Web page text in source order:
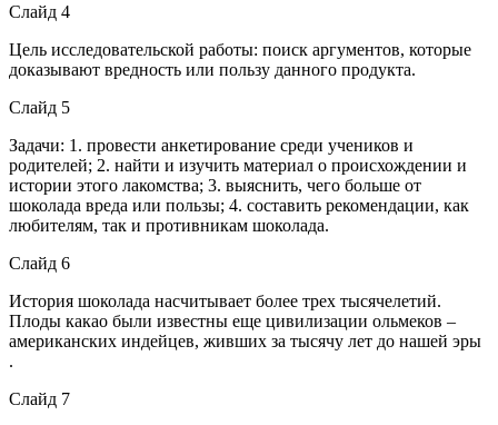
Слайд 4
Цель исследовательской работы: поиск аргументов, которые
доказывают вредность или пользу данного продукта.
Слайд 5
Задачи: 1. провести анкетирование среди учеников и
родителей; 2. найти и изучить материал о происхождении и
истории этого лакомства; 3. выяснить, чего больше от
шоколада вреда или пользы; 4. составить рекомендации, как
любителям, так и противникам шоколада.
Слайд 6
История шоколада насчитывает более трех тысячелетий.
Плоды какао были известны еще цивилизации ольмеков –
американских индейцев, живших за тысячу лет до нашей эры
.
Слайд 7